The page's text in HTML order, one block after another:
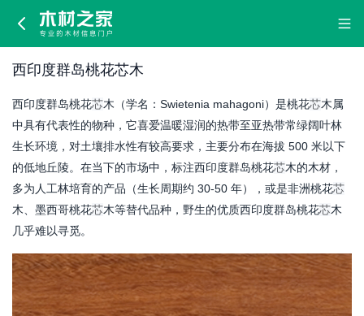
西
印
群
岛
桃
花
芯
木
西印度群岛桃花芯木
西印度群岛桃花芯木（学名：Swietenia mahagoni）是桃花芯木属
中具有代表性的物种，它喜爱温暖湿润的热带至亚热带常绿阔叶林
生长环境，对土壤排水性有较高要求，主要分布在海拔 500 米以下
的低地丘陵。在当下的市场中，标注西印度群岛桃花芯木的木材，
多为人工林培育的产品（生长周期约 30-50 年），或是非洲桃花芯
木、墨西哥桃花芯木等替代品种，野生的优质西印度群岛桃花芯木
几乎难以寻觅。